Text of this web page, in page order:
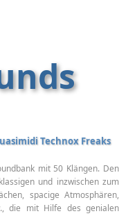
Technox Freaks
mit 50 Klängen. Den
und inzwischen zum
spacige Atmosphären,
die mit Hilfe des genialen